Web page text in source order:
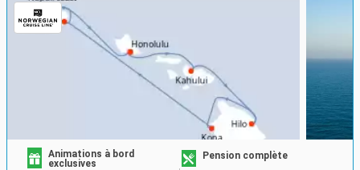
Animations à bord
exclusives
Pension complète